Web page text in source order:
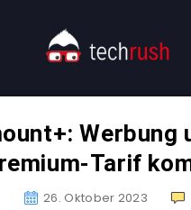
Werbung
Tarif
26. Oktober 2023